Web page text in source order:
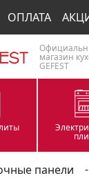
ОПЛАТА
магазин
GEFEST
панели